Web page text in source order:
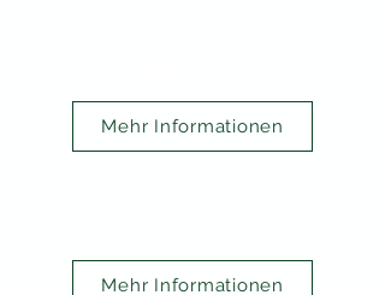
Mehr Informationen
Mehr Informationen